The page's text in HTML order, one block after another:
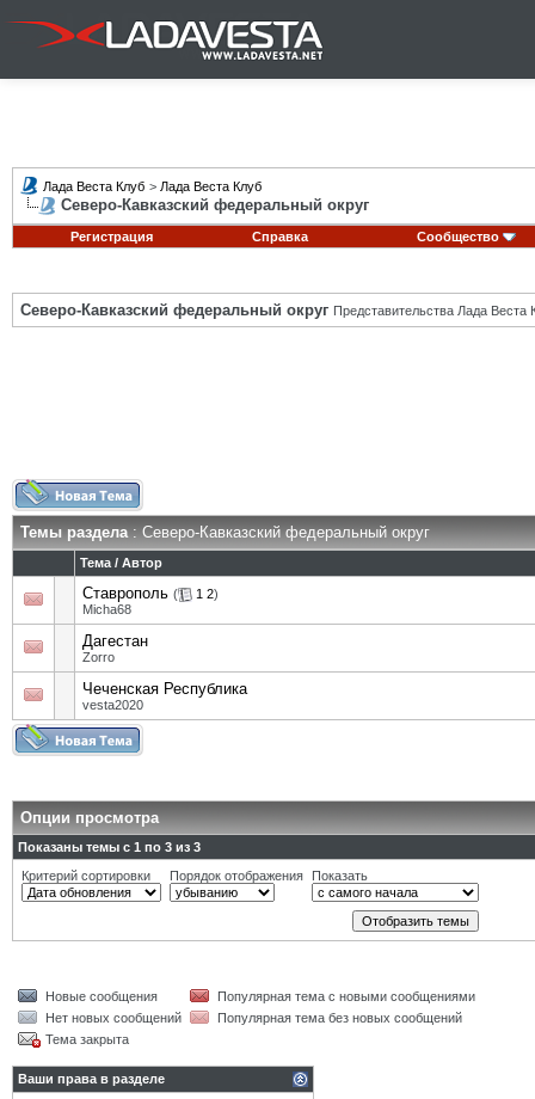
Лада Веста Клуб > Лада Веста Клуб
Северо-Кавказский федеральный округ
Регистрация Справка Сообщество
Северо-Кавказский федеральный округ Представительства Лада Веста
Темы раздела: Северо-Кавказский федеральный округ
Тема / Автор
Ставрополь ( 1 2)
Micha68
Дагестан
Zorro
Чеченская Республика
vesta2020
Опции просмотра
Показаны темы с 1 по 3 из 3
Критерий сортировки
Порядок отображения Показать
Новые сообщения
Популярная тема с новыми сообщениями
Нет новых сообщений
Популярная тема без новых сообщений
Тема закрыта
Ваши права в разделе